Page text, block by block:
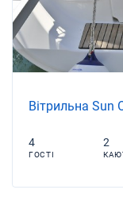
Вітрильна Sun
4
ГОСТІ
2